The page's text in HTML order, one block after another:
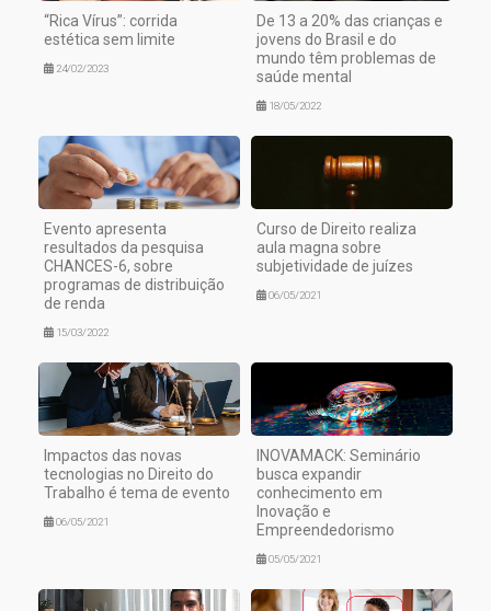
“Rica Vírus”: corrida
estética sem limite
24/02/2023
De 13 a 20% das crianças e
jovens do Brasil e do
mundo têm problemas de
saúde mental
18/05/2022
Evento apresenta
resultados da pesquisa
CHANCES-6, sobre
programas de distribuição
de renda
15/03/2022
Curso de Direito realiza
aula magna sobre
subjetividade de juízes
06/05/2021
Impactos das novas
tecnologias no Direito do
Trabalho é tema de evento
06/05/2021
INOVAMACK: Seminário
busca expandir
conhecimento em
Inovação e
Empreendedorismo
05/05/2021